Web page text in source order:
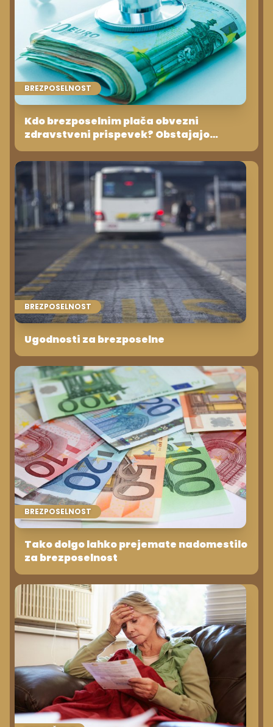
BREZPOSELNOST
Kdo brezposelnim plača obvezni
zdravstveni prispevek? Obstajajo
različne možnosti
BREZPOSELNOST
Ugodnosti za brezposelne
BREZPOSELNOST
Tako dolgo lahko prejemate nadomestilo
za brezposelnost